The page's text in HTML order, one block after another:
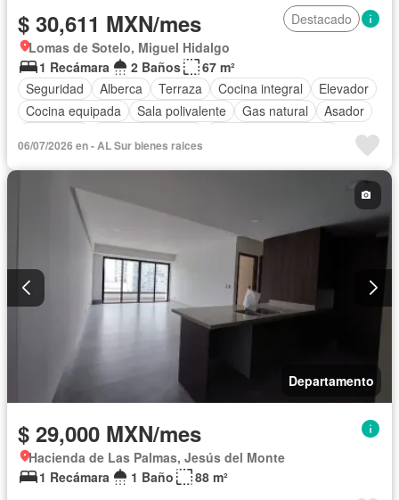
$ 30,611 MXN/mes
Destacado
Lomas de Sotelo, Miguel Hidalgo
1 Recámara
2 Baños
67 m²
Seguridad
Alberca Terraza Cocina integral
Elevador
Cocina equipada
Sala polivalente Gas natural
Asador
Caseta de vigilancia
Permite mascotas
06/07/2026 en - AL Sur bienes raices
Departamento
$ 29,000 MXN/mes
Hacienda de Las Palmas, Jesús del Monte
1 Recámara
1 Baño 88 m²